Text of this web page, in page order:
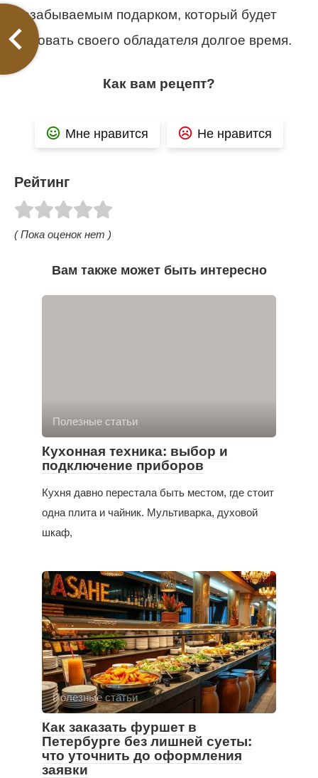
незабываемым подарком, который будет
радовать своего обладателя долгое время.
Как вам рецепт?
Мне нравится Не нравится
Рейтинг
( Пока оценок нет )
Вам также может быть интересно
Полезные статьи
Кухонная техника: выбор и
подключение приборов
Кухня давно перестала быть местом, где стоит
одна плита и чайник. Мультиварка, духовой
шкаф,
Полезные статьи
Как заказать фуршет в
Петербурге без лишней суеты:
что уточнить до оформления
заявки